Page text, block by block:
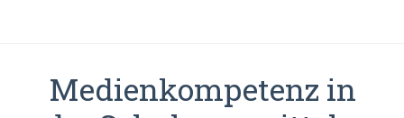
Medienkompetenz in